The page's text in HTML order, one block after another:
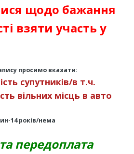
щодо бажання
взяти участь у
просимо вказати:
супутників/в т.ч.
вільних місць в авто
14 років/нема
передоплата